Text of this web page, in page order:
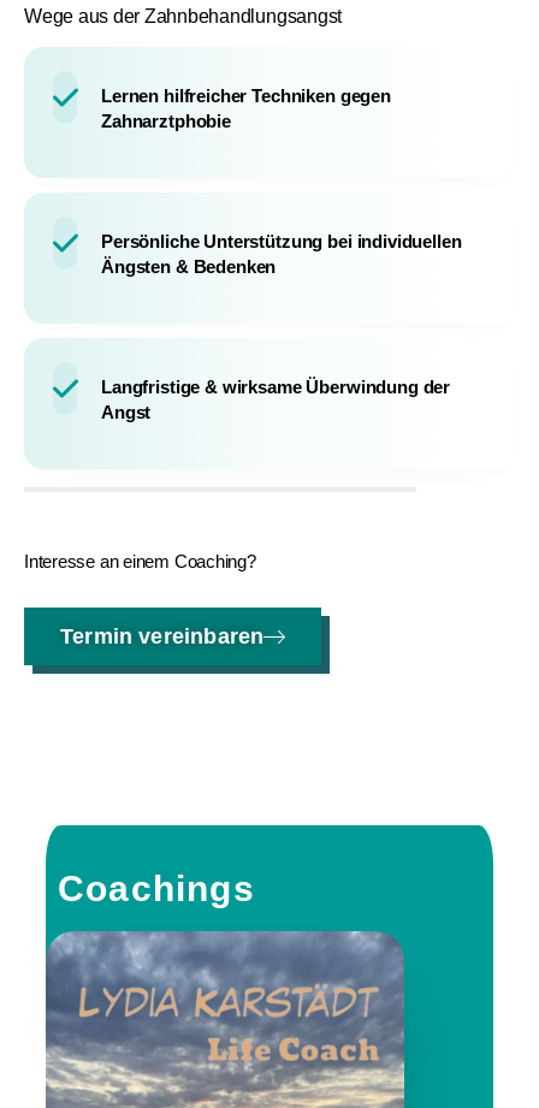
Wege aus der Zahnbehandlungsangst
Lernen hilfreicher Techniken gegen
Zahnarztphobie
Persönliche Unterstützung bei individuellen
Ängsten & Bedenken
Langfristige & wirksame Überwindung der
Angst
Interesse an einem Coaching?
Termin vereinbaren
Coachings